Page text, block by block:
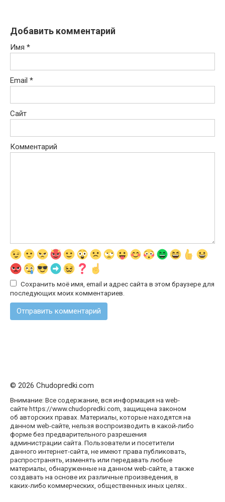
Добавить комментарий
Имя *
Email *
Сайт
Комментарий
Сохранить моё имя, email и адрес сайта в этом браузере для
последующих моих комментариев.
© 2026 Chudopredki.com
Внимание: Все содержание, вся информация на web-
сайте https://www.chudopredki.com, защищена законом
об авторских правах. Материалы, которые находятся на
данном web-сайте, нельзя воспроизводить в какой-либо
форме без предварительного разрешения
администрации сайта. Пользователи и посетители
данного интернет-сайта, не имеют права публиковать,
распространять, изменять или передавать любые
материалы, обнаруженные на данном web-сайте, а также
создавать на основе их различные произведения, в
каких-либо коммерческих, общественных иных целях..